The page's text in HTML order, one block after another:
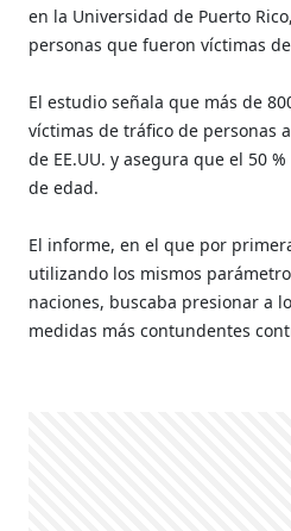
en la Universidad de Puerto
personas que fueron víctimas
El estudio señala que más de
víctimas de tráfico de personas
de EE.UU. y asegura que el 50
de edad.
El informe, en el que por
utilizando los mismos
naciones, buscaba presionar a
medidas más contundentes